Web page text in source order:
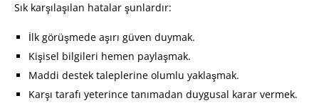
Sık karşılaşılan hatalar şunlardır:
İlk görüşmede aşırı güven duymak.
Kişisel bilgileri hemen paylaşmak.
Maddi destek taleplerine olumlu yaklaşmak.
Karşı tarafı yeterince tanımadan duygusal karar vermek.